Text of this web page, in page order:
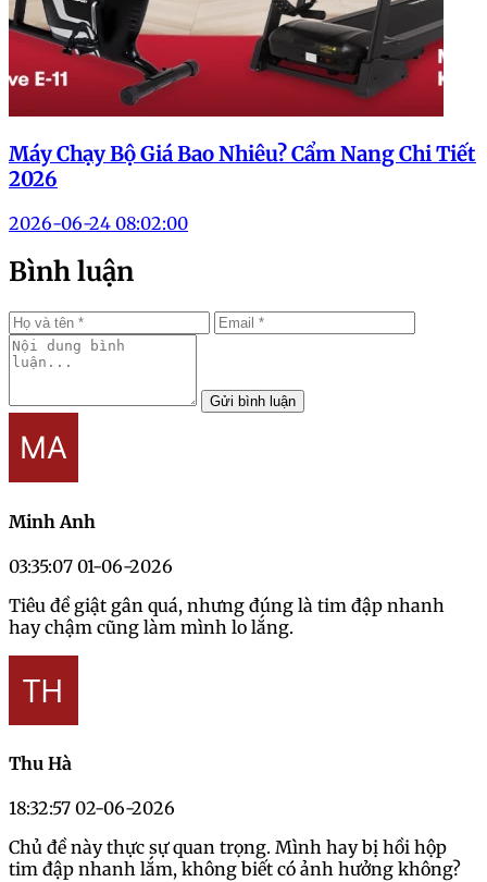
Máy Chạy Bộ Giá Bao Nhiêu? Cẩm Nang Chi Tiết
2026
2026-06-24 08:02:00
Bình luận
Gửi bình luận
Minh Anh
03:35:07 01-06-2026
Tiêu đề giật gân quá, nhưng đúng là tim đập nhanh
hay chậm cũng làm mình lo lắng.
Thu Hà
18:32:57 02-06-2026
Chủ đề này thực sự quan trọng. Mình hay bị hồi hộp
tim đập nhanh lắm, không biết có ảnh hưởng không?